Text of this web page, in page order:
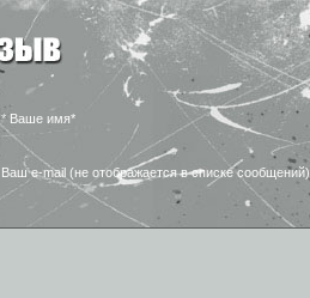
* Ваше имя*
Ваш e-mail (не отображается в списке сообщений)